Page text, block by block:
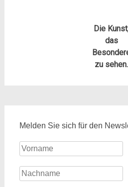
Die
das
zu sehen.
Melden Sie sich für den